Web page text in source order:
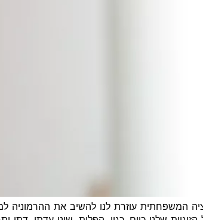
המשפחתית עוזרת לנו להשיב את ההרמוניה